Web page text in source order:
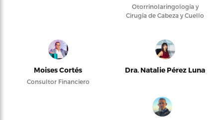
Otorrinolaringología y
Cirugía de Cabeza y Cuello
Moises Cortés
Consultor Financiero
Dra. Natalie Pérez Luna